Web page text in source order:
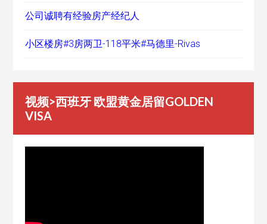
公司诚聘有经验房产经纪人
小区楼房#3房两卫-118平米#马德里-Rivas
视频>西班牙 欧盟黄金居留GOLDEN
VISA